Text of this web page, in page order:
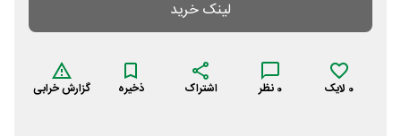
لینک خرید
0 لایک 0 نظر اشتراک ذخیره گزارش خرابی